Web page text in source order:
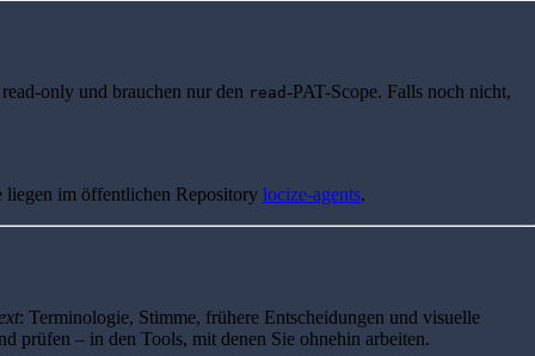
only und brauchen nur den read-PAT-Scope. Falls noch nicht,
liegen im öffentlichen Repository locize-agents.
: Terminologie, Stimme, frühere Entscheidungen und visuelle
prüfen – in den Tools, mit denen Sie ohnehin arbeiten.